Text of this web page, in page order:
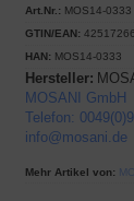
Art.Nr.: MOS14-0333
GTIN/EAN:
HAN: MOS14-0333
Hersteller:
MOSANI GmbH
Telefon:
info@mosani.de
Mehr Artikel von: